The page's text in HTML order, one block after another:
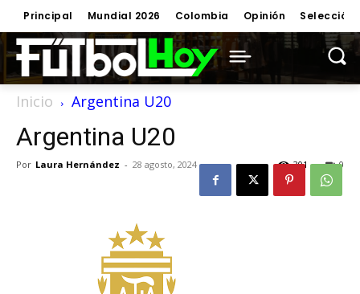
Principal Mundial 2026 Colombia Opinión Selección
Inicio Argentina U20
Argentina U20
Por Laura Hernández - 28 agosto, 2024 0
301